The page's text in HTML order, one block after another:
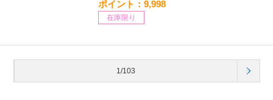
ポイント：9,998
在庫限り
1/103